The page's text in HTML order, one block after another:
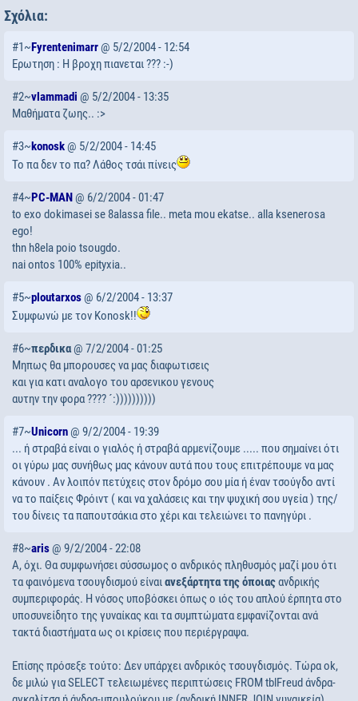
Σχόλια:
#1~ Fyrentenimarr@ 5/2/2004 - 12:54
Ερωτηση : Η βροχη πιανεται ??? :-)
#2~vlammadi @ 5/2/2004 - 13:35
Μαθήματα ζωης.. :>
#3~konosk@ 5/2/2004 - 14:45
To πα δεν το πα? Λάθος τσάι πίνεις
#4~ PC-MAN @ 6/2/2004 - 01:47
to exo dokimasei se 8alassa file.. meta mou ekatse.. alla ksenerosa
ego!
thn h8ela poio tsougdo.
nai ontos 100% epityxia..
#5~ploutarxos@ 6/2/2004 - 13:37
Συμφωνώ με τον Konosk!!
#6~περδικα@ 7/2/2004 - 01:25
Mηπως θα μπορουσες να μας διαφωτισεις
και για κατι αναλογο του αρσενικου γενους
αυτην την φορα ???? ´:))))))))))
#7~Unicorn@ 9/2/2004 - 19:39
... ή στραβά είναι ο γιαλός ή στραβά αρμενίζουμε ..... που σημαίνει ότι
οι γύρω μας συνήθως μας κάνουν αυτά που τους επιτρέπουμε να μας
κάνουν . Αν λοιπόν πετύχεις στον δρόμο σου μία ή έναν τσούγδο αντί
να το παίξεις Φρόιντ ( και να χαλάσεις και την ψυχική σου υγεία ) της/
του δίνεις τα παπουτσάκια στο χέρι και τελειώνει το πανηγύρι .
#8~aris @ 9/2/2004 - 22:08
Α, όχι. Θα συμφωνήσει σύσσωμος ο ανδρικός πληθυσμός μαζί μου ότι
τα φαινόμενα τσουγδισμού είναιανεξάρτητα της όποιαςανδρικής
συμπεριφοράς. Η νόσος υποβόσκει όπως ο ιός του απλού έρπητα στο
υποσυνείδητο της γυναίκας και τα συμπτώματα εμφανίζονται ανά
τακτά διαστήματα ως οι κρίσεις που περιέργραψα.
Επίσης πρόσεξε τούτο: Δεν υπάρχει ανδρικός τσουγδισμός. Τώρα ok,
δε μιλώ για SELECT τελειωμένες περιπτώσεις FROM tblFreud άνδρα-